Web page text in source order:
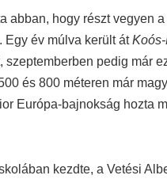
abban, hogy részt vegyen
Egy év múlva került át
szeptemberben pedig már
és 800 méteren már
Európa-bajnokság hozta
kezdte, a Vetési